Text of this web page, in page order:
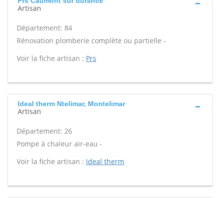
Artisan
Département: 84
Rénovation plomberie complète ou partielle -
Voir la fiche artisan : Prs
Ideal therm Ntelimar, Montelimar
Artisan
Département: 26
Pompe à chaleur air-eau -
Voir la fiche artisan : Ideal therm